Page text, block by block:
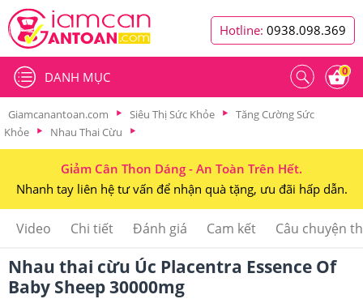
Hotline: 0938.098.369
0
DANH MỤC
Giamcanantoan.com Siêu Thị Sức Khỏe
Tăng Cường Sức
Khỏe
Nhau Thai Cừu
Giảm Cân Thon Dáng - An Toàn Trên Hết.
Nhanh tay liên hệ tư vấn để nhận quà tặng, ưu đãi hấp dẫn.
Video Chi tiết Đánh giá Cam kết Câu chuyện
Nhau thai cừu Úc Placentra Essence Of
Baby Sheep 30000mg